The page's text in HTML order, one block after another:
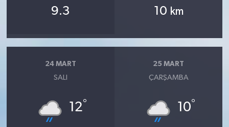
9.3 10 km
24 MART
SALI
12°
25 MART
ÇARŞAMBA
10°